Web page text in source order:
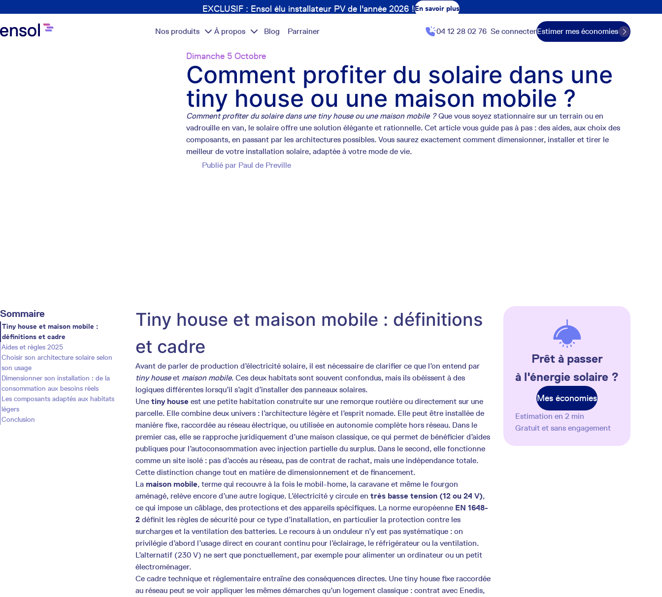
EXCLUSIF : Ensol élu installateur PV de l'année 2026 !En savoir plus
Nos produits À propos Blog Parrainer 04 12 28 02 76 Se connecterEstimer mes économies
Dimanche 5 Octobre
Comment profiter du solaire dans une
tiny house ou une maison mobile ?
Comment profiter du solaire dans une tiny house ou une maison mobile ?Que vous soyez stationnaire sur un terrain ou en
vadrouille en van, le solaire offre une solution élégante et rationnelle. Cet article vous guide pas à pas : des aides, aux choix des
composants, en passant par les architectures possibles. Vous saurez exactement comment dimensionner, installer et tirer le
meilleur de votre installation solaire, adaptée à votre mode de vie.
Publié par Paul de Preville
Sommaire
Tiny house et maison mobile :
définitions et cadre
Aides et règles 2025
Choisir son architecture solaire selon
son usage
Dimensionner son installation : de la
consommation aux besoins réels
Les composants adaptés aux habitats
légers
Conclusion
Tiny house et maison mobile : définitions
et cadre
Avant de parler de production d’électricité solaire, il est nécessaire de clarifier ce que l’on entend par
tiny houseet maison mobile. Ces deux habitats sont souvent confondus, mais ils obéissent à des
logiques différentes lorsqu’il s’agit d’installer des panneaux solaires.
Une tiny house est une petite habitation construite sur une remorque routière ou directement sur une
parcelle. Elle combine deux univers : l’architecture légère et l’esprit nomade. Elle peut être installée de
manière fixe, raccordée au réseau électrique, ou utilisée en autonomie complète hors réseau. Dans le
premier cas, elle se rapproche juridiquement d’une maison classique, ce qui permet de bénéficier d’aides
publiques pour l’autoconsommation avec injection partielle du surplus. Dans le second, elle fonctionne
comme un site isolé : pas d’accès au réseau, pas de contrat de rachat, mais une indépendance totale.
Cette distinction change tout en matière de dimensionnement et de financement.
La maison mobile, terme qui recouvre à la fois le mobil-home, la caravane et même le fourgon
aménagé, relève encore d’une autre logique. L’électricité y circule en très basse tension (12 ou 24 V),
ce qui impose un câblage, des protections et des appareils spécifiques. La norme européenne EN 1648-
2 définit les règles de sécurité pour ce type d’installation, en particulier la protection contre les
surcharges et la ventilation des batteries. Le recours à un onduleur n’y est pas systématique : on
privilégie d’abord l’usage direct en courant continu pour l’éclairage, le réfrigérateur ou la ventilation.
L’alternatif (230 V) ne sert que ponctuellement, par exemple pour alimenter un ordinateur ou un petit
électroménager.
Ce cadre technique et réglementaire entraîne des conséquences directes. Une tiny house fixe raccordée
au réseau peut se voir appliquer les mêmes démarches qu’un logement classique : contrat avec Enedis,
Prêt à passer
à l'énergie solaire ?
Mes économies
Estimation en 2 min
Gratuit et sans engagement